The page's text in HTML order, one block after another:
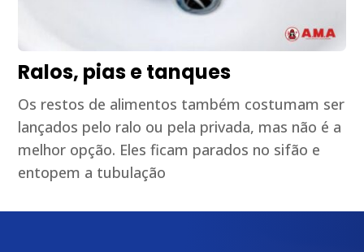
Ralos, pias e tanques
Os restos de alimentos também costumam ser
lançados pelo ralo ou pela privada, mas não é a
melhor opção. Eles ficam parados no sifão e
entopem a tubulação